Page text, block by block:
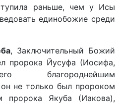
раньше, чем у Исы
единобожие среди
, Заключительный Божий
пророка Йусуфа (Иосифа,
благороднейшим
не только был пророком
Якуба (Иакова),